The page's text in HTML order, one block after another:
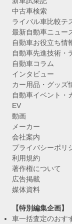
中古車検索
ライバル車比較テ
最新自動車ニュー
自動車お役立ち情
自動車先進技術・
自動車コラム
インタビュー
カー用品・グッズ
自動車イベント・
EV
動画
メーカー
会社案内
プライバシーポリ
利用規約
著作権について
広告掲載
媒体資料
【特別編集企画】
車一括査定のおす